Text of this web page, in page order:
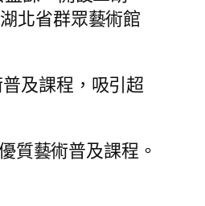
北省群眾藝術館
及課程，吸引超
質藝術普及課程。